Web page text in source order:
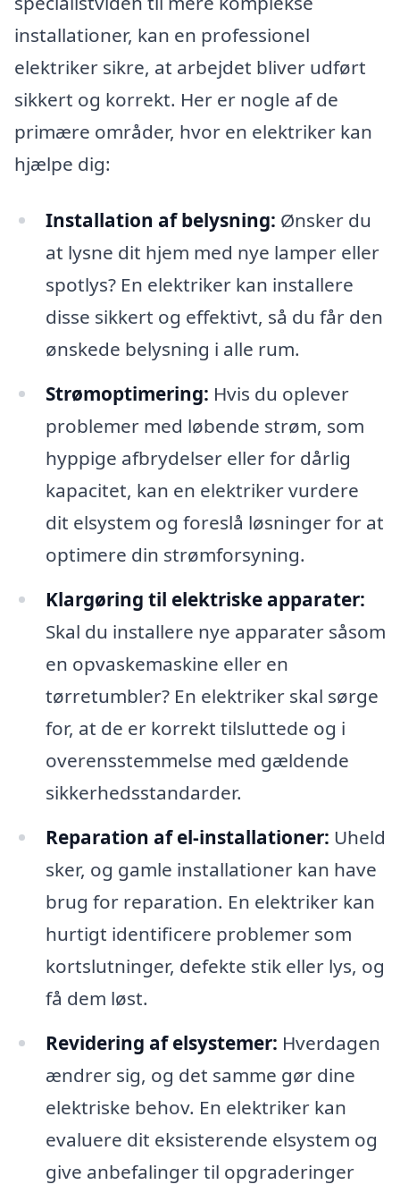
installationer, kan en professionel
elektriker sikre, at arbejdet bliver udført
sikkert og korrekt. Her er nogle af de
primære områder, hvor en elektriker kan
hjælpe dig:
Installation af belysning: Ønsker du
at lysne dit hjem med nye lamper eller
spotlys? En elektriker kan installere
disse sikkert og effektivt, så du får den
ønskede belysning i alle rum.
Strømoptimering: Hvis du oplever
problemer med løbende strøm, som
hyppige afbrydelser eller for dårlig
kapacitet, kan en elektriker vurdere
dit elsystem og foreslå løsninger for at
optimere din strømforsyning.
Klargøring til elektriske apparater:
Skal du installere nye apparater såsom
en opvaskemaskine eller en
tørretumbler? En elektriker skal sørge
for, at de er korrekt tilsluttede og i
overensstemmelse med gældende
sikkerhedsstandarder.
Reparation af el-installationer: Uheld
sker, og gamle installationer kan have
brug for reparation. En elektriker kan
hurtigt identificere problemer som
kortslutninger, defekte stik eller lys, og
få dem løst.
Revidering af elsystemer: Hverdagen
ændrer sig, og det samme gør dine
elektriske behov. En elektriker kan
evaluere dit eksisterende elsystem og
give anbefalinger til opgraderinger